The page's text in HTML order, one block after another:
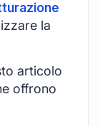
la
articolo
offrono